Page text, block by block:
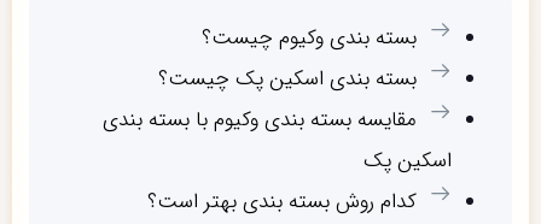
بسته بندی وکیوم چیست؟
بسته بندی اسکین پک چیست؟
مقایسه بسته بندی وکیوم با بسته بندی
اسکین پک
کدام روش بسته بندی بهتر است؟